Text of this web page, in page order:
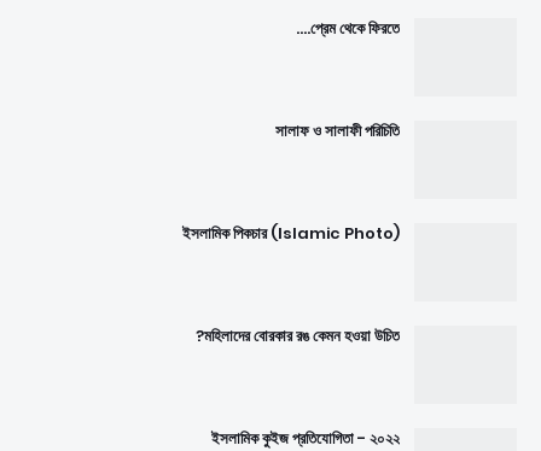
প্রেম থেকে ফিরতে....
সালাফ ও সালাফী পরিচিতি
ইসলামিক পিকচার (Islamic Photo)
মহিলাদের বোরকার রঙ কেমন হওয়া উচিত?
ইসলামিক কুইজ প্রতিযোগিতা - ২০২২